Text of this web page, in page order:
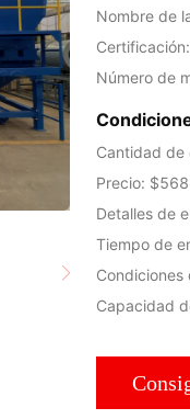
Nombre de
Número de
Cantidad de
Precio:
Detalles de
Tiempo de
Condiciones
Capacidad